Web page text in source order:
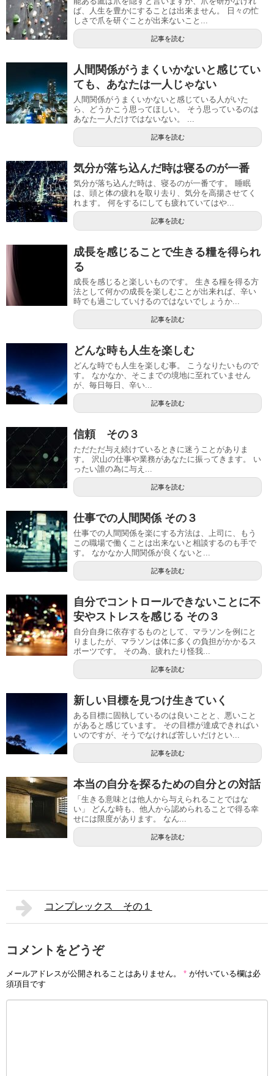
ば、人生を豊かにすることは出来ません。 日々の忙
しさで爪を研ぐことが出来ないこと...
記事を読む
人間関係がうまくいかないと感じてい
ても、あなたは一人じゃない
人間関係がうまくいかないと感じている人がいた
ら、どうかこう思ってほしい。 そう思っているのは
あなた一人だけではないない。 ...
記事を読む
​気分が落ち込んだ時は寝るのが一番
気分が落ち込んだ時は、寝るのが一番です。 睡眠
は、頭と体の疲れを取り去り、気分を高揚させてく
れます。 何をするにしても疲れていてはや...
記事を読む
成長を感じることで生きる糧を得られ
る
成長を感じると楽しいものです。 生きる糧を得る方
法として何かの成長を楽しむことが出来れば、辛い
時でも過ごしていけるのではないでしょうか...
記事を読む
どんな時も人生を楽しむ
どんな時でも人生を楽しむ事。 こうなりたいもので
す。 なかなか、そこまでの境地に至れていません
が、毎日毎日、辛い...
記事を読む
信頼 その３
ただただ与え続けているときに迷うことがありま
す。 沢山の仕事や業務があなたに振ってきます。 い
ったい誰の為に与え...
記事を読む
仕事での人間関係 その３
仕事での人間関係を楽にする方法は、上司に、もう
この職場で働くことは出来ないと相談するのも手で
す。 なかなか人間関係が良くないと...
記事を読む
自分でコントロールできないことに不
安やストレスを感じる その３
自分自身に依存するものとして、マラソンを例にと
りましたが、マラソンは体に多くの負担がかかるス
ポーツです。 その為、疲れたり怪我...
記事を読む
新しい目標を見つけ生きていく
ある目標に固執しているのは良いことと、悪いこと
があると感じています。 その目標が達成できればい
いのですが、そうでなければ苦しいだけとい...
記事を読む
本当の自分を探るための自分との対話
「生きる意味とは他人から与えられることではな
い」 どんな時も、他人から認められることで得る幸
せには限度があります。 なん...
記事を読む
コンプレックス その１
コメントをどうぞ
メールアドレスが公開されることはありません。 * が付いている欄は必
須項目です